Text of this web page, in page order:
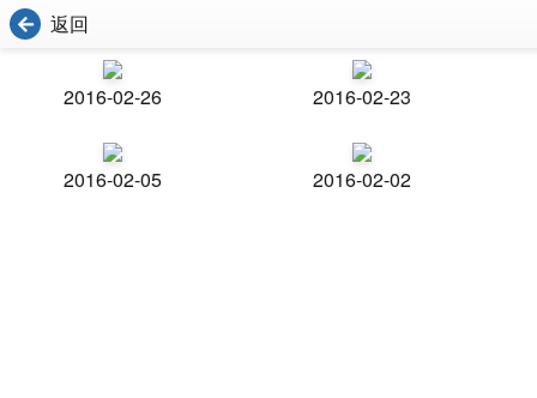
返回
2016-02-26 2016-02-23
2016-02-05 2016-02-02